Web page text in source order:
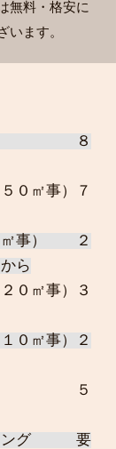
無料・格安に
います。
事） ８
０㎡事）７
㎡事） ２
ら
０㎡事）３
０㎡事）２
５
ニング 要